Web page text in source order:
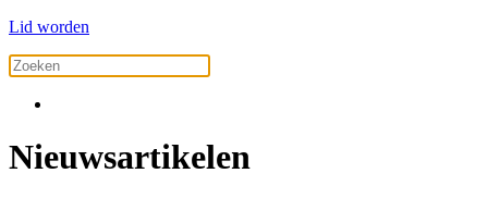
Lid worden
Nieuwsartikelen